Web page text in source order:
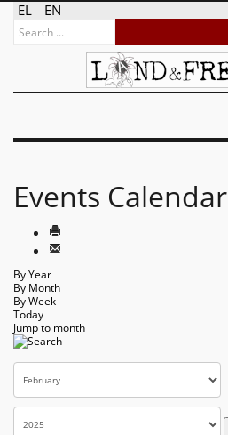
EL EN
Events Calendar
By Year
By Month
By Week
Today
Jump to month